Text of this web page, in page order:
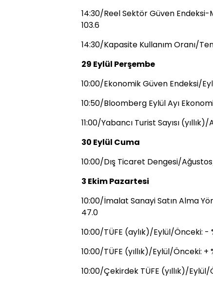
14:30/Reel Sektör Güven
103.6
14:30/Kapasite Kullanım Oranı/
29 Eylül Perşembe
10:00/Ekonomik Güven Endeksi/
10:50/Bloomberg Eylül Ayı
11:00/Yabancı Turist Sayısı
30 Eylül Cuma
10:00/Dış Ticaret Dengesi/
3 Ekim Pazartesi
10:00/İmalat Sanayi Satın Alma
47.0
10:00/TÜFE (aylık)/Eylül/Önceki: -
10:00/TÜFE (yıllık)/Eylül/Önceki: +
10:00/Çekirdek TÜFE (yıllık)/Eylül/